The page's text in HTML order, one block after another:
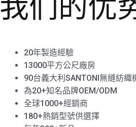
20年製造經驗
13000平方公尺廠房
90台義大利SANTONI無縫紡織
為20+知名品牌OEM/ODM
全球1000+經銷商
180+熱銷型號供選擇